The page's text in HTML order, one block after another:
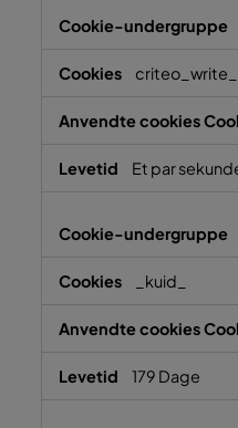
Et par
_kuid_
179 Dage